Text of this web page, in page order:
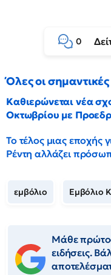
0
Όλες οι
Καθιερώνεται νέα
Οκτωβρίου με
Το τέλος μιας εποχής
Ρέντη αλλάζει
εμβόλιο Εμβόλιο
Μάθε
ειδήσεις.